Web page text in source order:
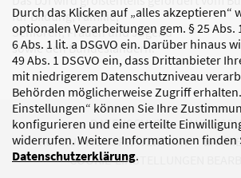
Durch das Klicken auf „alles akzeptieren“
optionalen Verarbeitungen gem. § 25 Abs.
6 Abs. 1 lit. a DSGVO ein. Darüber hinaus
49 Abs. 1 DSGVO ein, dass Drittanbieter
mit niedrigerem Datenschutzniveau
Behörden möglicherweise Zugriff
Einstellungen“ können Sie Ihre
konfigurieren und eine erteilte
widerrufen. Weitere Informationen finden
Datenschutzerklärung.
für Bildung, Familie,
Senioren, Frauen und Jugend
sowie den Bundesländern.
DATENSCHUTZ
KORRUPTIONSPRÄVENTION
COOKIE-EINSTELLUNGEN